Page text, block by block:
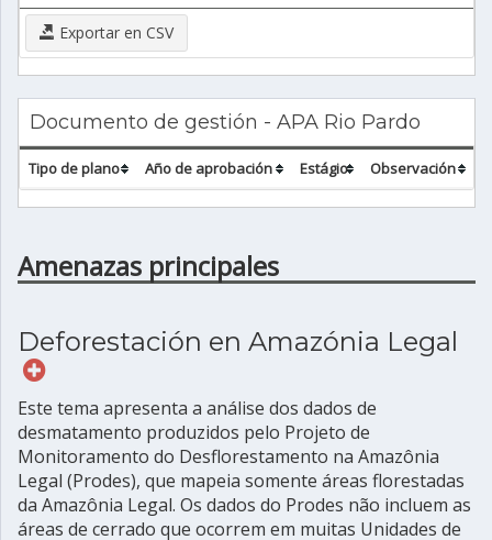
Exportar en CSV
Documento de gestión - APA Rio Pardo
Tipo de plano Año de aprobación Estágio Observación
Amenazas principales
Deforestación en Amazónia Legal
Este tema apresenta a análise dos dados de
desmatamento produzidos pelo Projeto de
Monitoramento do Desflorestamento na Amazônia
Legal (Prodes), que mapeia somente áreas florestadas
da Amazônia Legal. Os dados do Prodes não incluem as
áreas de cerrado que ocorrem em muitas Unidades de